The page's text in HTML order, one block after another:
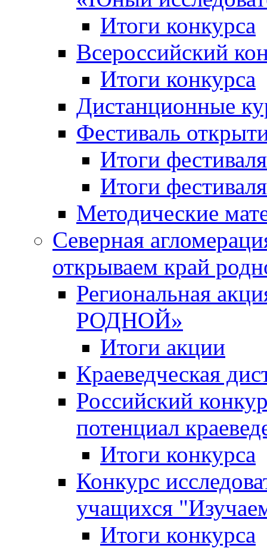
Итоги конкурса
Всероссийский
Итоги конкурса
Дистанционные
Фестиваль
Итоги
Итоги
Методические
Северная
открываем край
Региональная
РОДНОЙ»
Итоги акции
Краеведческая
Российский
потенциал
Итоги конкурса
Конкурс
учащихся
Итоги конкурса